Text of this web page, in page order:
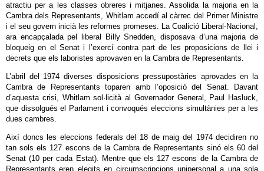
atractiu per a les classes obreres i mitjanes. Assolida la majoria en la
Cambra dels Representants, Whitlam accedí al càrrec del Primer Ministre
i el seu govern inicià les reformes promeses. La Coalició Liberal-Nacional,
ara encapçalada pel liberal Billy Snedden, disposava d’una majoria de
bloqueig en el Senat i l’exercí contra part de les proposicions de llei i
decrets que els laboristes aprovaven en la Cambra de Representants.
L’abril del 1974 diverses disposicions pressupostàries aprovades en la
Cambra de Representants toparen amb l’oposició del Senat. Davant
d’aquesta crisi, Whitlam sol·licità al Governador General, Paul Hasluck,
que dissolgués el Parlament i convoqués eleccions simultànies per a les
dues cambres.
Així doncs les eleccions federals del 18 de maig del 1974 decidiren no
tan sols els 127 escons de la Cambra de Representants sinó els 60 del
Senat (10 per cada Estat). Mentre que els 127 escons de la Cambra de
Representants eren elegits en circumscripcions unipersonal a una sola